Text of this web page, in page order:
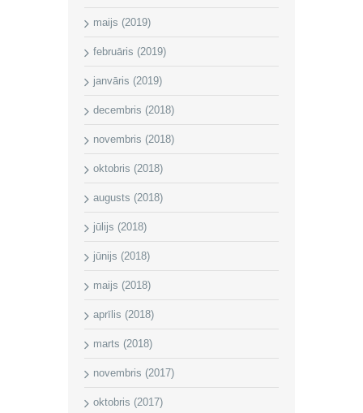
maijs (2019)
februāris (2019)
janvāris (2019)
decembris (2018)
novembris (2018)
oktobris (2018)
augusts (2018)
jūlijs (2018)
jūnijs (2018)
maijs (2018)
aprīlis (2018)
marts (2018)
novembris (2017)
oktobris (2017)